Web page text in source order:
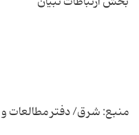
منبع: شرق/ دفتر مطالعات و